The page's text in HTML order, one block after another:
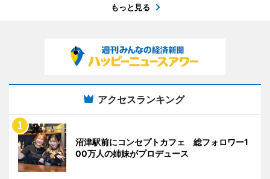
もっと見る
アクセスランキング
沼津駅前にコンセプトカフェ 総フォロワー1
00万人の姉妹がプロデュース